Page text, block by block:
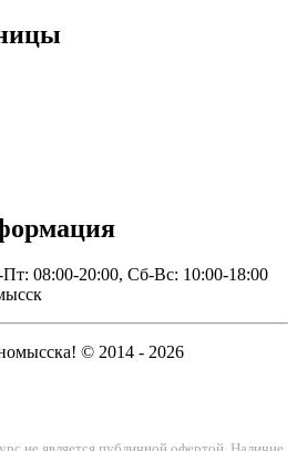
08:00-20:00, Сб-Вс: 10:00-18:00
© 2014 - 2026